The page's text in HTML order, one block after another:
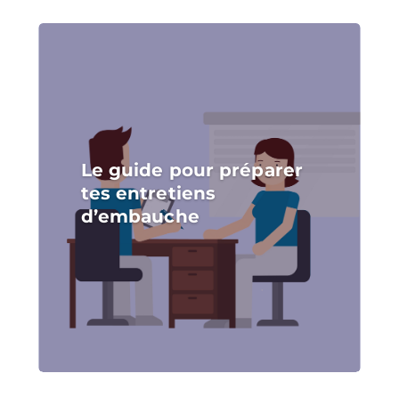
Le guide pour préparer
tes entretiens
d’embauche